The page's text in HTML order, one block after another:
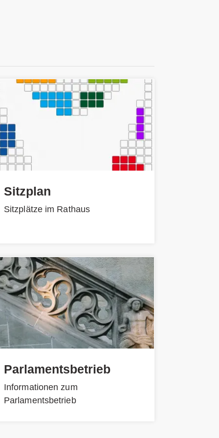
Sitzplan
Sitzplätze im Rathaus
Parlamentsbetrieb
Informationen zum
Parlamentsbetrieb